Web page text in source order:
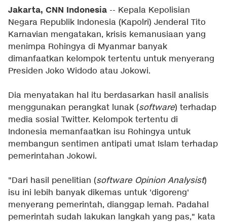
Jakarta, CNN Indonesia -- Kepala Kepolisian
Negara Republik Indonesia (Kapolri) Jenderal Tito
Karnavian mengatakan, krisis kemanusiaan yang
menimpa Rohingya di Myanmar banyak
dimanfaatkan kelompok tertentu untuk menyerang
Presiden Joko Widodo atau Jokowi.
Dia menyatakan hal itu berdasarkan hasil analisis
menggunakan perangkat lunak (software) terhadap
media sosial Twitter. Kelompok tertentu di
Indonesia memanfaatkan isu Rohingya untuk
membangun sentimen antipati umat Islam terhadap
pemerintahan Jokowi.
"Dari hasil penelitian (software Opinion Analysist)
isu ini lebih banyak dikemas untuk 'digoreng'
menyerang pemerintah, dianggap lemah. Padahal
pemerintah sudah lakukan langkah yang pas," kata